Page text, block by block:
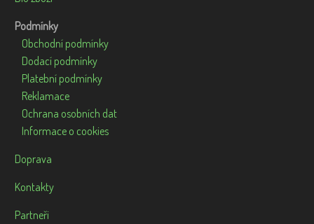
Podmínky
Obchodní podmínky
Dodací podmínky
Platební podmínky
Reklamace
Ochrana osobních dat
Informace o cookies
Doprava
Kontakty
Partneři